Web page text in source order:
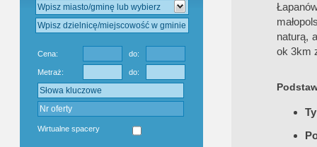
Cena: do:
Metraż: do:
Wirtualne spacery
naturą,
ok 3km